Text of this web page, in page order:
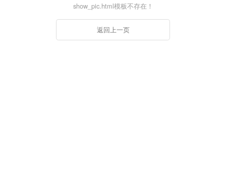
show_pic.html模板不存在！
返回上一页